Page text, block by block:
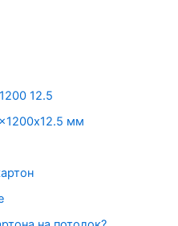
12.5
мм